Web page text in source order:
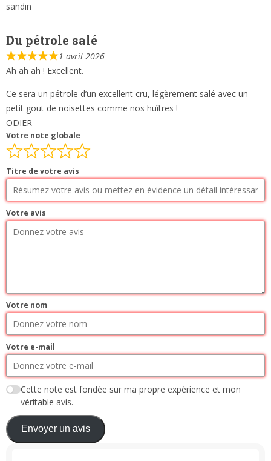
sandin
Du pétrole salé
1 avril 2026
Ah ah ah ! Excellent.
Ce sera un pétrole d’un excellent cru, légèrement salé avec un
petit gout de noisettes comme nos huîtres !
ODIER
Votre note globale
Titre de votre avis
Votre avis
Votre nom
Votre e-mail
Cette note est fondée sur ma propre expérience et mon
véritable avis.
Envoyer un avis